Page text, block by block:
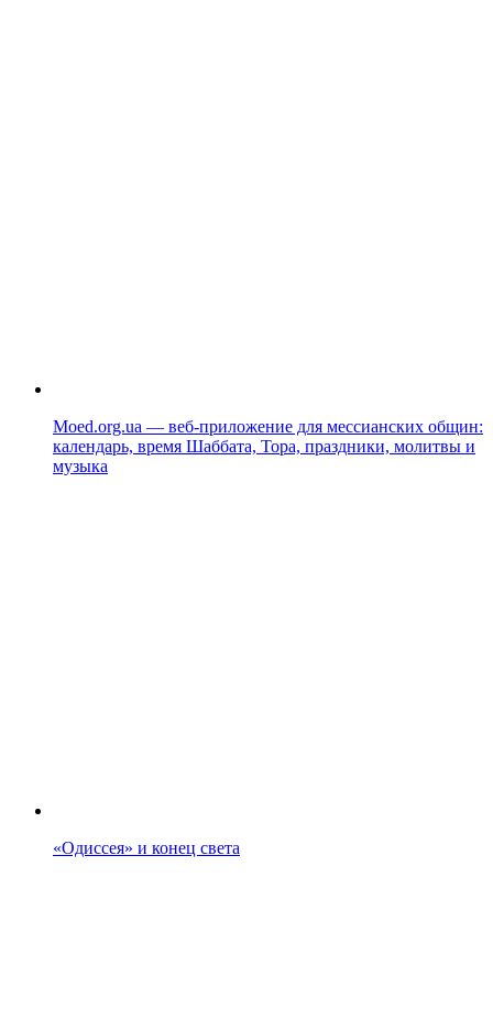
Moed.org.ua — веб-приложение для мессианских общин:
календарь, время Шаббата, Тора, праздники, молитвы и
музыка
«Одиссея» и конец света